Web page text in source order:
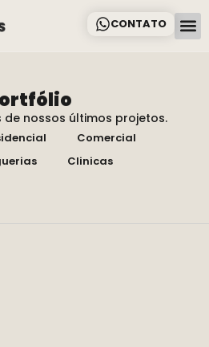
CONTATO
de nossos últimos projetos.
Comercial
Clinicas